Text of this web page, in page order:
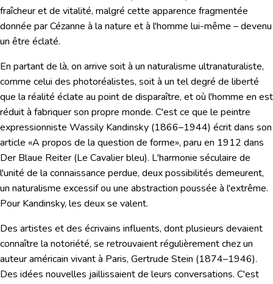
fraîcheur et de vitalité, malgré cette apparence fragmentée
donnée par Cézanne à la nature et à l'homme lui-même – devenu
un être éclaté.
En partant de là, on arrive soit à un naturalisme ultranaturaliste,
comme celui des photoréalistes, soit à un tel degré de liberté
que la réalité éclate au point de disparaître, et où l'homme en est
réduit à fabriquer son propre monde. C'est ce que le peintre
expressionniste Wassily Kandinsky (1866–1944) écrit dans son
article «A propos de la question de forme», paru en 1912 dans
Der Blaue Reiter (Le Cavalier bleu). L'harmonie séculaire de
l'unité de la connaissance perdue, deux possibilités demeurent,
un naturalisme excessif ou une abstraction poussée à l'extrême.
Pour Kandinsky, les deux se valent.
Des artistes et des écrivains influents, dont plusieurs devaient
connaître la notoriété, se retrouvaient régulièrement chez un
auteur américain vivant à Paris, Gertrude Stein (1874–1946).
Des idées nouvelles jaillissaient de leurs conversations. C'est